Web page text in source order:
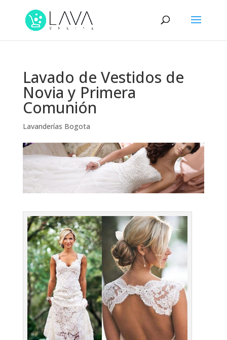
Lavado de Vestidos de
Novia y Primera
Comunión
Lavanderías Bogota